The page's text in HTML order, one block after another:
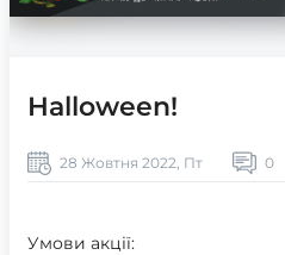
Halloween!
28 Жовтня 2022, Пт 0
Умови акції: